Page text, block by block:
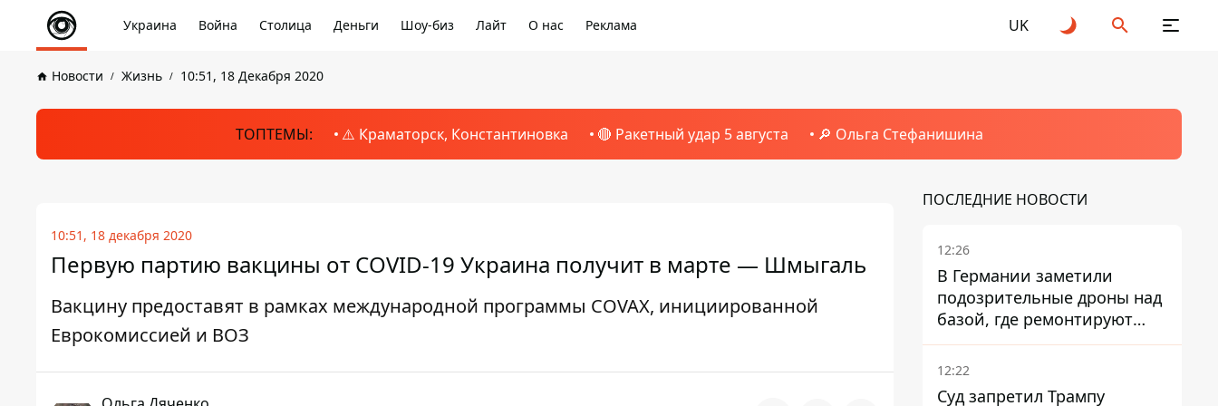
Украина Война Столица Деньги Шоу-биз Лайт О нас Реклама UK
Новости Жизнь 10:51, 18 Декабря 2020
ТОПТЕМЫ: ⚠️ Краматорск, Константиновка 🔴 Ракетный удар 5 августа 🔎 Ольга Стефанишина
10:51, 18 декабря 2020
Первую партию вакцины от COVID-19 Украина получит в марте — Шмыгаль
Вакцину предоставят в рамках международной программы COVAX, инициированной
Еврокомиссией и ВОЗ
ПОСЛЕДНИЕ НОВОСТИ
12:26
В Германии заметили
подозрительные дроны над
базой, где ремонтируют
Patriot - СМИ
12:22
Суд запретил Трампу